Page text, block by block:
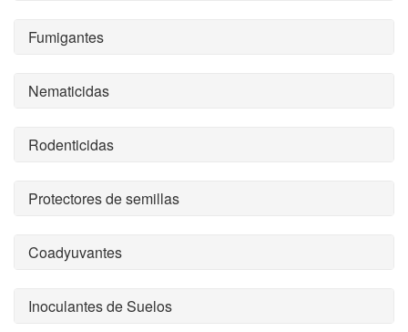
Fumigantes
Nematicidas
Rodenticidas
Protectores de semillas
Coadyuvantes
Inoculantes de Suelos